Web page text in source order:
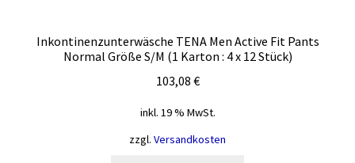
Inkontinenzunterwäsche TENA Men Active Fit Pants
Normal Größe S/M (1 Karton : 4 x 12 Stück)
103,08 €
inkl. 19 % MwSt.
zzgl. Versandkosten